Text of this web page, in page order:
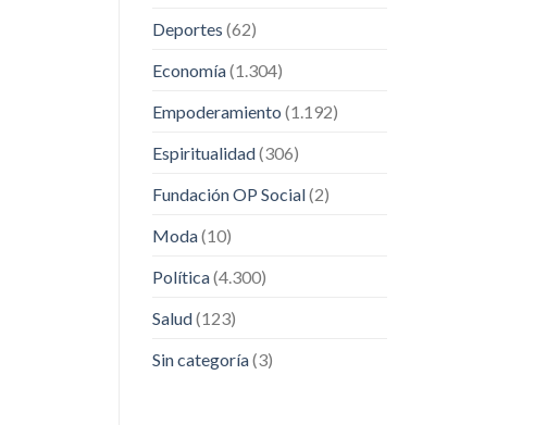
Deportes (62)
Economía(1.304)
Empoderamiento (1.192)
Espiritualidad(306)
Fundación OP Social(2)
Moda(10)
Política(4.300)
Salud(123)
Sin categoría(3)